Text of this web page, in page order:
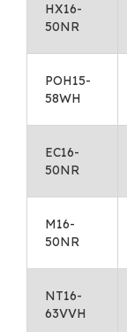
HX16-
50NR
POH15-
58WH
EC16-
50NR
M16-
50NR
NT16-
63VVH